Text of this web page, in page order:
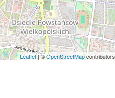
Leaflet| ©OpenStreetMapcontributors